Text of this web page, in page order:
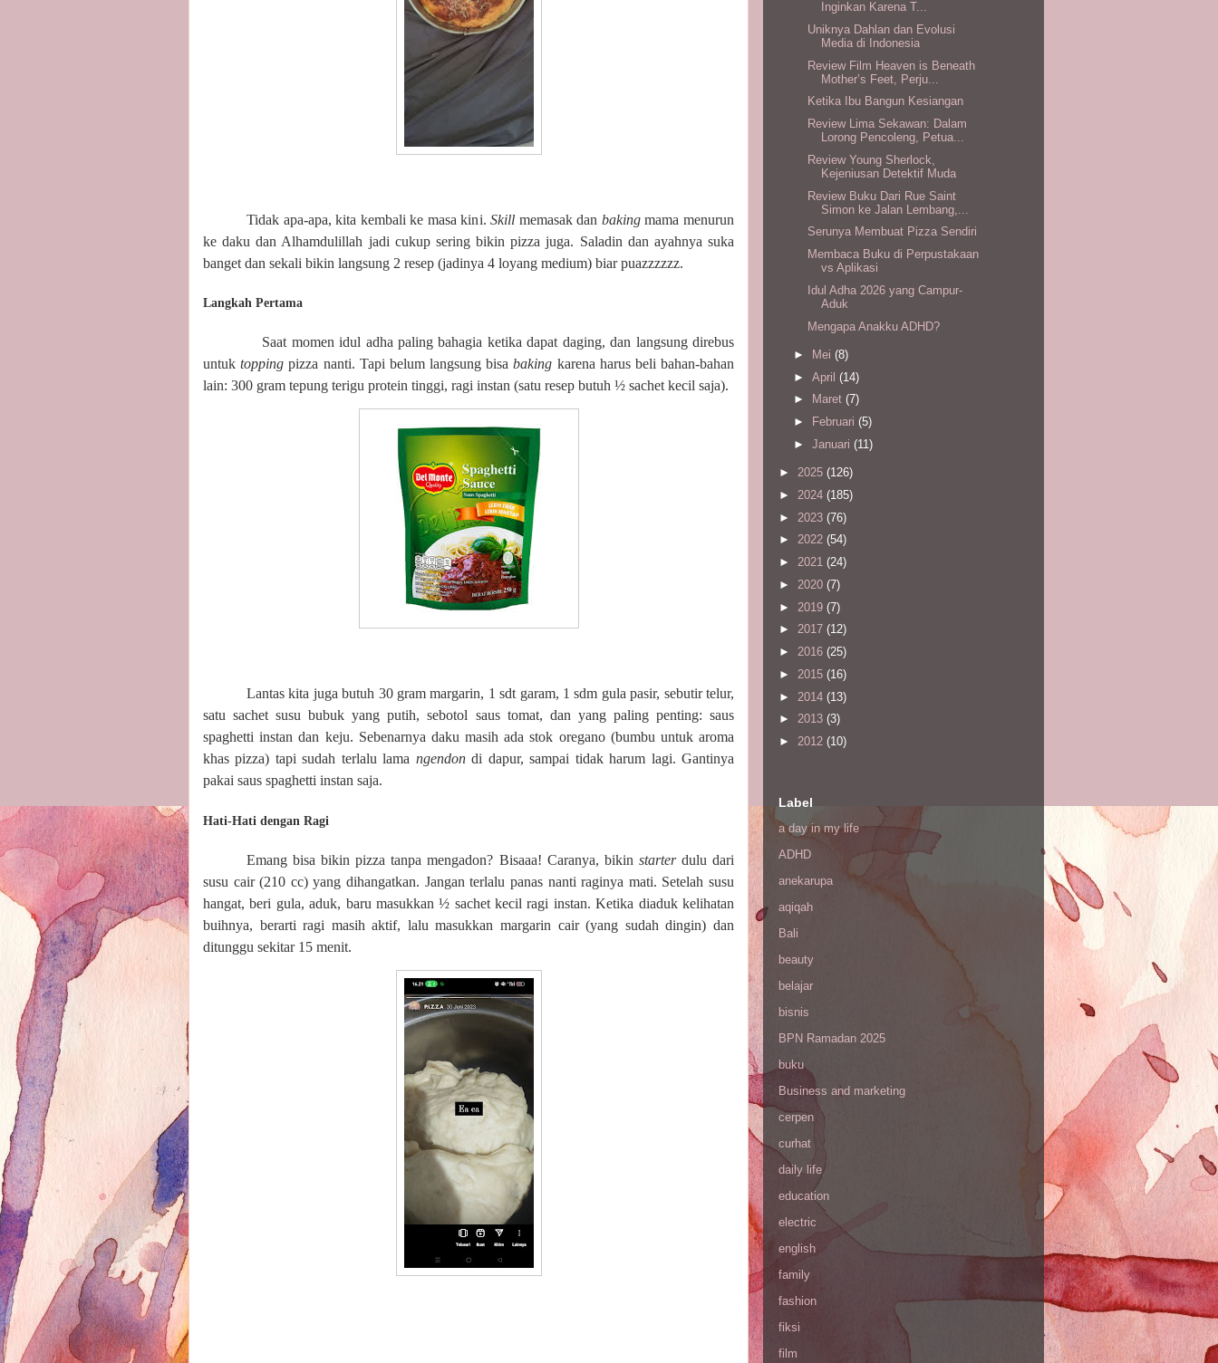
Tidak apa-apa, kita kembali ke masa kini.Skill memasak dan bakingmama menurun
ke daku dan Alhamdulillah jadi cukup sering bikin pizza juga. Saladin dan ayahnya suka
banget dan sekali bikin langsung 2 resep (jadinya 4 loyang medium) biar puazzzzzz.
Langkah Pertama
Saat momen idul adha paling bahagia ketika dapat daging, dan langsung direbus
untuktoppingpizza nanti. Tapi belum langsung bisabaking karena harus beli bahan-bahan
lain: 300 gram tepung terigu protein tinggi, ragi instan (satu resep butuh ½ sachet kecil saja).
Lantas kita juga butuh 30 gram margarin, 1 sdt garam, 1 sdm gula pasir, sebutir telur,
satu sachet susu bubuk yang putih, sebotol saus tomat, dan yang paling penting: saus
spaghetti instan dan keju. Sebenarnya daku masih ada stok oregano (bumbu untuk aroma
khas pizza) tapi sudah terlalu lama ngendondi dapur, sampai tidak harum lagi. Gantinya
pakai saus spaghetti instan saja.
Hati-Hati dengan Ragi
Emang bisa bikin pizza tanpa mengadon? Bisaaa! Caranya, bikin starter dulu dari
susu cair (210 cc) yang dihangatkan. Jangan terlalu panas nanti raginya mati. Setelah susu
hangat, beri gula, aduk, baru masukkan ½ sachet kecil ragi instan. Ketika diaduk kelihatan
buihnya, berarti ragi masih aktif, lalu masukkan margarin cair (yang sudah dingin) dan
ditunggu sekitar 15 menit.
Inginkan Karena T...
Uniknya Dahlan dan Evolusi
Media di Indonesia
Review Film Heaven is Beneath
Mother’s Feet, Perju...
Ketika Ibu Bangun Kesiangan
Review Lima Sekawan: Dalam
Lorong Pencoleng, Petua...
Review Young Sherlock,
Kejeniusan Detektif Muda
Review Buku Dari Rue Saint
Simon ke Jalan Lembang,...
Serunya Membuat Pizza Sendiri
Membaca Buku di Perpustakaan
vs Aplikasi
Idul Adha 2026 yang Campur-
Aduk
Mengapa Anakku ADHD?
► Mei (8)
► April (14)
►
Maret (7)
►
Februari (5)
► Januari (11)
► 2025 (126)
► 2024 (185)
► 2023 (76)
► 2022 (54)
► 2021 (24)
► 2020 (7)
► 2019 (7)
► 2017 (12)
► 2016 (25)
► 2015 (16)
► 2014 (13)
► 2013 (3)
► 2012 (10)
Label
a day in my life
ADHD
anekarupa
aqiqah
Bali
beauty
belajar
bisnis
BPN Ramadan 2025
buku
Business and marketing
cerpen
curhat
daily life
education
electric
english
family
fashion
fiksi
film